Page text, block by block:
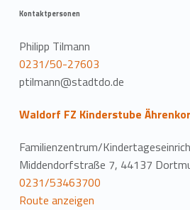
Kontaktpersonen
Philipp Tilmann
0231/50-27603
ptilmann@stadtdo.de
Waldorf FZ Kinderstube
Familienzentrum/
Middendorfstraße 7, 44137
0231/53463700
Route anzeigen